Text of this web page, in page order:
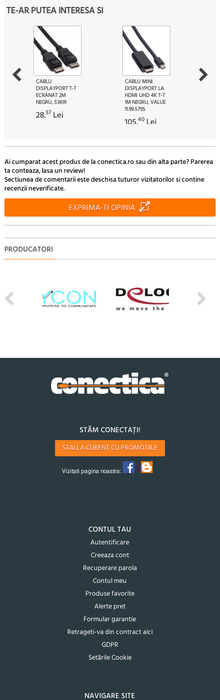
TE-AR PUTEA INTERESA SI
CABLU
DISPLAYPORT T-T
ECRANAT 2M
NEGRU, S3691
28.57Lei
CABLU MINI
DISPLAYPORT LA
HDMI UHD 4K T-T
1M NEGRU, VALUE
11.99.5795
105.40 Lei
Ai cumparat acest produs de la conectica.ro sau din alta parte? Parerea
ta conteaza, lasa un review!
Sectiunea de comentarii este deschisa tuturor vizitatorilor si contine
recenzii neverificate.
EXPRIMA-TI OPINIA
PRODUCATORI
STĂM CONECTAȚI!
STAI LA CURENT CU PROMOTIILE
Vizitati pagina noastra:
CONTUL TAU
Autentificare
Creeaza cont
Recuperare parola
Contul meu
Produse favorite
Alerte pret
Formular garantie
Retrageti-va din contract aici
GDPR
Setările Cookie
NAVIGARE SITE